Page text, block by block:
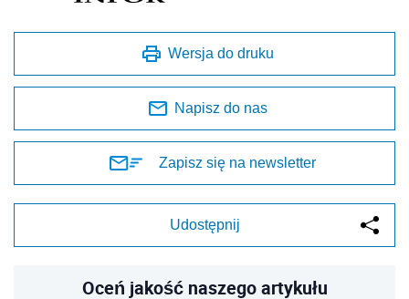
Wersja do druku
Napisz do nas
Zapisz się na newsletter
Udostępnij
Oceń jakość naszego artykułu